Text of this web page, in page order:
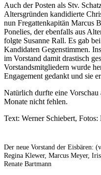
Auch der Posten als Stv.
Altersgründen kandidierte
nun Fregattenkapitän Marcus
Ponelies, der ebenfalls aus
folgte Susanne Rall. Es gab
Kandidaten Gegenstimmen.
im Vorstand damit drastisch
Vorstandsmitgliedern wurde
Engagement gedankt und sie
Natürlich durfte eine
Monate nicht fehlen.
Text: Werner Schiebert,
Der neue Vorstand der Eisbären:
Regina Klewer, Marcus Meyer,
Renate Bartmann